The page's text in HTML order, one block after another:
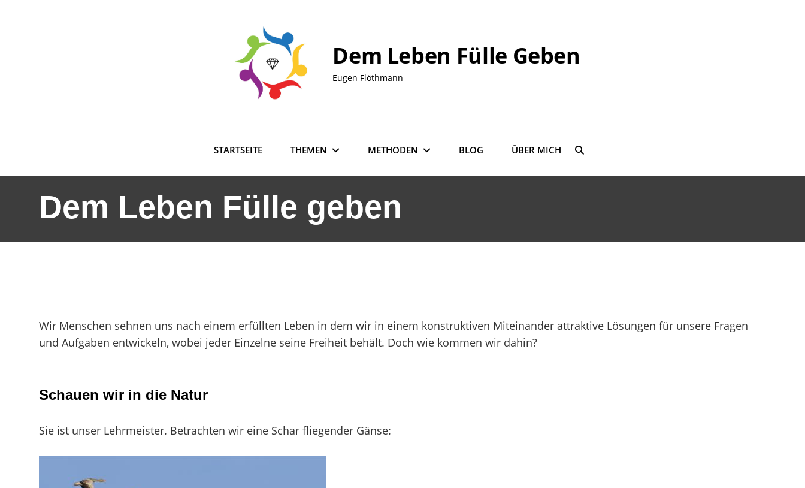
Dem Leben Fülle Geben
Eugen Flöthmann
STARTSEITE THEMEN METHODEN BLOG ÜBER MICH
Dem Leben Fülle geben
Wir Menschen sehnen uns nach einem erfüllten Leben in dem wir in einem konstruktiven Miteinander attraktive Lösungen für unsere Fragen
und Aufgaben entwickeln, wobei jeder Einzelne seine Freiheit behält. Doch wie kommen wir dahin?
Schauen wir in die Natur
Sie ist unser Lehrmeister. Betrachten wir eine Schar fliegender Gänse: